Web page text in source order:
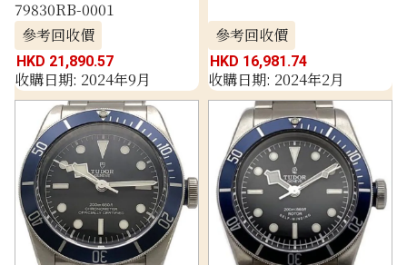
79830RB-0001
參考回收價
HKD 21,890.57
收購日期: 2024年9月
參考回收價
HKD 16,981.74
收購日期: 2024年2月